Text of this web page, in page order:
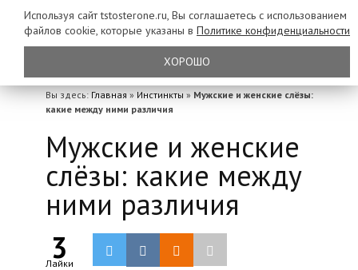
Вы здесь: Главная » Инстинкты » Мужские и женские слёзы:
какие между ними различия
Мужские и женские
слёзы: какие между
ними различия
3
Лайки
Используя сайт tstosterone.ru, Вы соглашаетесь с использованием
файлов cookie, которые указаны в Политике конфиденциальности
ХОРОШО